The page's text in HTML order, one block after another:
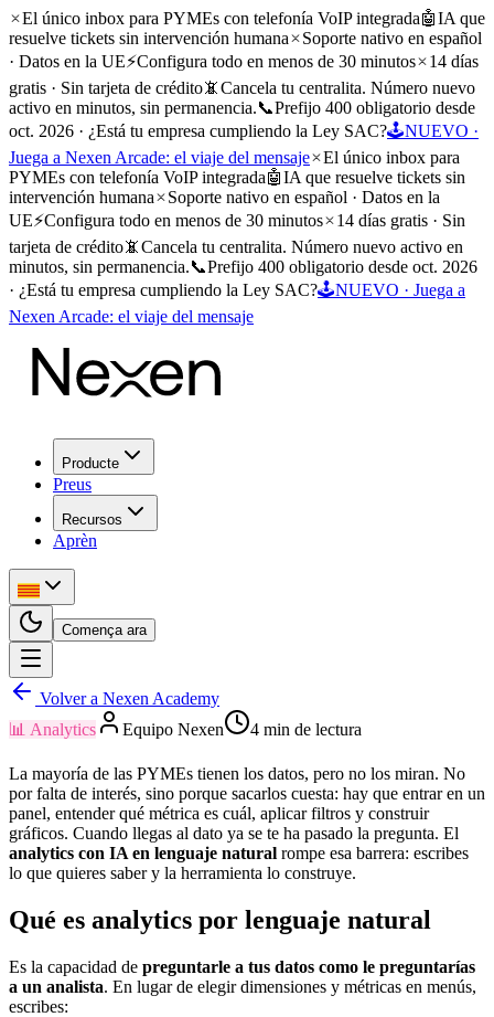
El único inbox para PYMEs con telefonía VoIP integrada🤖IA que
resuelve tickets sin intervención humana
Soporte nativo en español
· Datos en la UE⚡Configura todo en menos de 30 minutos
14 días
gratis · Sin tarjeta de crédito📵Cancela tu centralita. Número nuevo
activo en minutos, sin permanencia.📞Prefijo 400 obligatorio desde
oct. 2026 · ¿Está tu empresa cumpliendo la Ley SAC?🕹️NUEVO ·
Juega a Nexen Arcade: el viaje del mensaje
El único inbox para
PYMEs con telefonía VoIP integrada🤖IA que resuelve tickets sin
intervención humana
Soporte nativo en español · Datos en la
UE⚡Configura todo en menos de 30 minutos
14 días gratis · Sin
tarjeta de crédito📵Cancela tu centralita. Número nuevo activo en
minutos, sin permanencia.📞Prefijo 400 obligatorio desde oct. 2026
· ¿Está tu empresa cumpliendo la Ley SAC?🕹️NUEVO · Juega a
Nexen Arcade: el viaje del mensaje
Producte
Preus
Recursos
Aprèn
Comença ara
Volver a Nexen Academy
📊 Analytics Equipo Nexen 4 min de lectura
La mayoría de las PYMEs tienen los datos, pero no los miran. No
por falta de interés, sino porque sacarlos cuesta: hay que entrar en un
panel, entender qué métrica es cuál, aplicar filtros y construir
gráficos. Cuando llegas al dato ya se te ha pasado la pregunta. El
analytics con IA en lenguaje natural rompe esa barrera: escribes
lo que quieres saber y la herramienta lo construye.
Qué es analytics por lenguaje natural
Es la capacidad de preguntarle a tus datos como le preguntarías
a un analista. En lugar de elegir dimensiones y métricas en menús,
escribes: